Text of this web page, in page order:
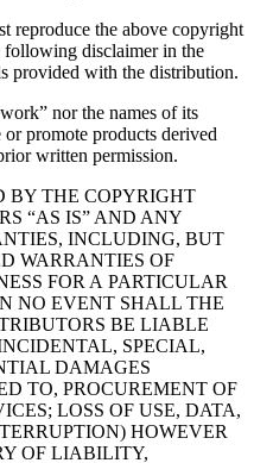
reproduce the above copyright
following disclaimer in the
provided with the distribution.
nor the names of its
promote products derived
written permission.
BY THE COPYRIGHT
“AS IS” AND ANY
INCLUDING, BUT
WARRANTIES OF
FOR A PARTICULAR
NO EVENT SHALL THE
BE LIABLE
SPECIAL,
DAMAGES
TO, PROCUREMENT OF
LOSS OF USE, DATA,
HOWEVER
OF LIABILITY,